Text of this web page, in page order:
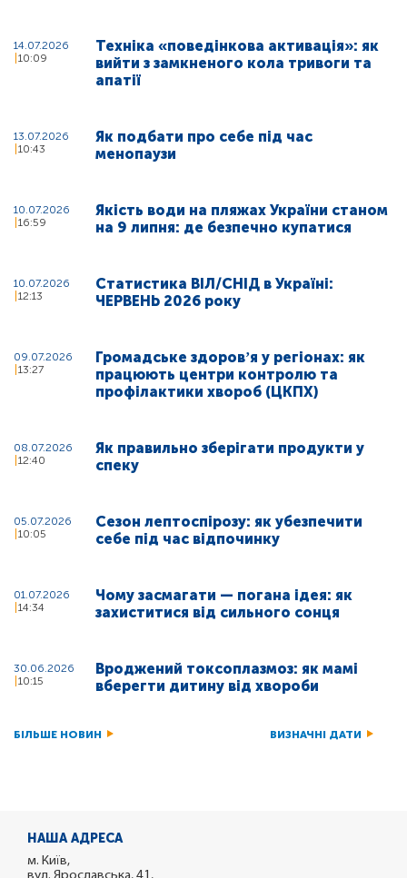
14.07.2026
10:09
Техніка «поведінкова активація»: як
вийти з замкненого кола тривоги та
апатії
13.07.2026
10:43
Як подбати про себе під час
менопаузи
10.07.2026
16:59
Якість води на пляжах України станом
на 9 липня: де безпечно купатися
10.07.2026
12:13
Статистика ВІЛ/СНІД в Україні:
ЧЕРВЕНЬ 2026 року
09.07.2026
13:27
Громадське здоровʼя у регіонах: як
працюють центри контролю та
профілактики хвороб (ЦКПХ)
08.07.2026
12:40
Як правильно зберігати продукти у
спеку
05.07.2026
10:05
Сезон лептоспірозу: як убезпечити
себе під час відпочинку
01.07.2026
14:34
Чому засмагати — погана ідея: як
захиститися від сильного сонця
30.06.2026
10:15
Вроджений токсоплазмоз: як мамі
вберегти дитину від хвороби
БІЛЬШЕ НОВИН ВИЗНАЧНІ ДАТИ
НАША АДРЕСА
м. Київ,